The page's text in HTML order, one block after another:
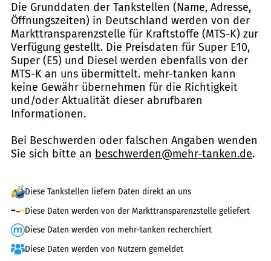
Die Grunddaten der Tankstellen (Name, Adresse,
Öffnungszeiten) in Deutschland werden von der
Markttransparenzstelle für Kraftstoffe (MTS-K) zur
Verfügung gestellt. Die Preisdaten für Super E10,
Super (E5) und Diesel werden ebenfalls von der
MTS-K an uns übermittelt. mehr-tanken kann
keine Gewähr übernehmen für die Richtigkeit
und/oder Aktualität dieser abrufbaren
Informationen.
Bei Beschwerden oder falschen Angaben wenden
Sie sich bitte an beschwerden@mehr-tanken.de.
Diese Tankstellen liefern Daten direkt an uns
Diese Daten werden von der Markttransparenzstelle geliefert
Diese Daten werden von mehr-tanken recherchiert
Diese Daten werden von Nutzern gemeldet